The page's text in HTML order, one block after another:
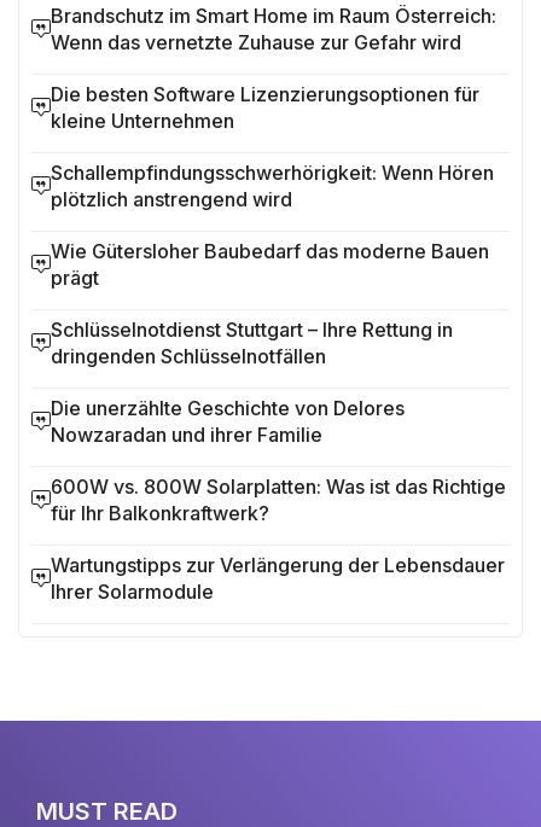
Brandschutz im Smart Home im Raum Österreich:
Wenn das vernetzte Zuhause zur Gefahr wird
Die besten Software Lizenzierungsoptionen für
kleine Unternehmen
Schallempfindungsschwerhörigkeit: Wenn Hören
plötzlich anstrengend wird
Wie Gütersloher Baubedarf das moderne Bauen
prägt
Schlüsselnotdienst Stuttgart – Ihre Rettung in
dringenden Schlüsselnotfällen
Die unerzählte Geschichte von Delores
Nowzaradan und ihrer Familie
600W vs. 800W Solarplatten: Was ist das Richtige
für Ihr Balkonkraftwerk?
Wartungstipps zur Verlängerung der Lebensdauer
Ihrer Solarmodule
MUST READ